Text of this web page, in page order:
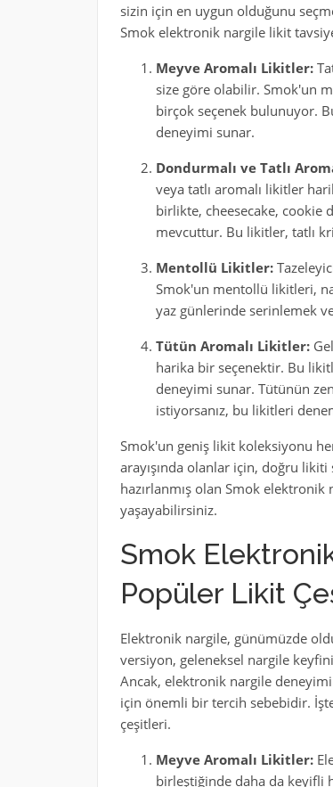
sizin için en uygun olduğunu
Smok elektronik nargile likit
Meyve Aromalı Likitler:
size göre olabilir. Smok'un
birçok seçenek bulunuyor.
deneyimi sunar.
Dondurmalı ve Tatlı
veya tatlı aromalı likitler
birlikte, cheesecake, cookie
mevcuttur. Bu likitler, tatlı
Mentollü Likitler:
Smok'un mentollü likitleri,
yaz günlerinde serinlemek
Tütün Aromalı Likitler:
harika bir seçenektir. Bu
deneyimi sunar. Tütünün
istiyorsanız, bu likitleri
Smok'un geniş likit koleksiyonu
arayışında olanlar için, doğru
hazırlanmış olan Smok
yaşayabilirsiniz.
Smok
Popüler Likit
Elektronik nargile, günümüzde
versiyon, geleneksel nargile
Ancak, elektronik nargile
için önemli bir tercih sebebidir.
çeşitleri.
Meyve Aromalı Likitler:
birleştiğinde daha da keyifli